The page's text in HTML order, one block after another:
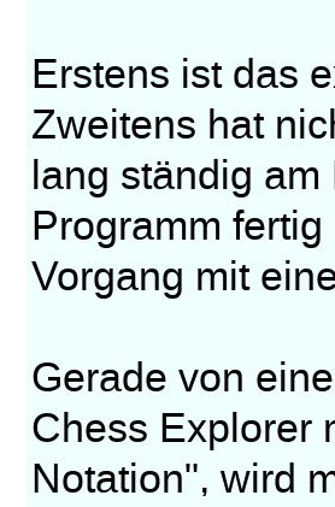
Erstens ist das
Zweitens hat
lang ständig
Programm
Vorgang mit
Gerade von
Chess Explorer
Notation", wird